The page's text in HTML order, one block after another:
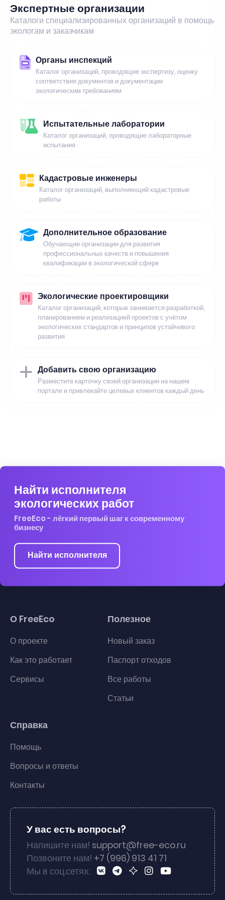
Экспертные организации
Каталоги специализированных организаций в помощь
экологам и заказчикам
Органы инспекций
Каталог организаций, проводящие экспертизу, оценку
соответствия документов и документации
экологическим требованиям
Испытательные лаборатории
Каталог организаций, проводящие лабораторные
испытания
Кадастровые инженеры
Каталог организаций, выполняющий кадастровые
работы
Дополнительное образование
Обучающие организации для развития
профессиональных качеств и повышения
квалификации в экологической сфере
Экологические проектировщики
Каталог организаций, которые занимается разработкой,
планированием и реализацией проектов с учётом
экологических стандартов и принципов устойчивого
развития
Добавить свою организацию
Разместите карточку своей организации на нашем
портале и привлекайте целевых клиентов каждый день
Найти исполнителя
экологических работ
FreeEco - лёгкий первый шаг к современному
бизнесу
Найти исполнителя
О FreeEco
О проекте
Как это работает
Сервисы
Полезное
Новый заказ
Паспорт отходов
Все работы
Статьи
Справка
Помощь
Вопросы и ответы
Контакты
У вас есть вопросы?
Напишите нам! support@free-eco.ru
Позвоните нам! +7 (996) 913 41 71
Мы в соц.сетях: